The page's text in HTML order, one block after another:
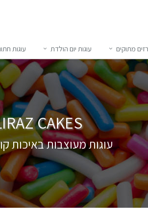
מתוקים עוגות יום הולדת עוגות
CAKES
עוגות מעוצבות באיכות